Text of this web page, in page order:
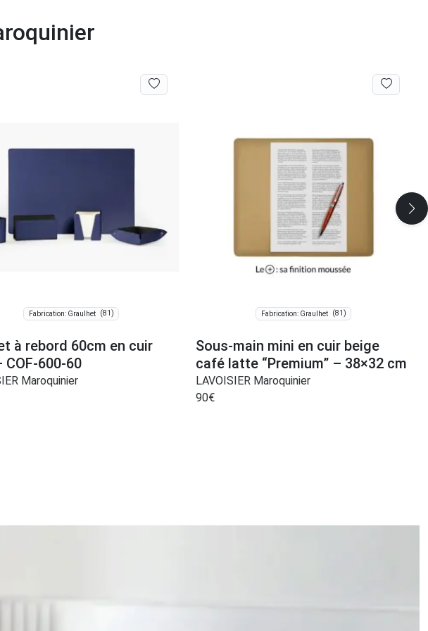
Fabrication: Graulhet (81)
à rebord 60cm en cuir
COF-600-60
Maroquinier
Fabrication: Graulhet (81)
Sous-main mini en cuir beige
café latte “Premium” – 38×32 cm
LAVOISIER Maroquinier
90€